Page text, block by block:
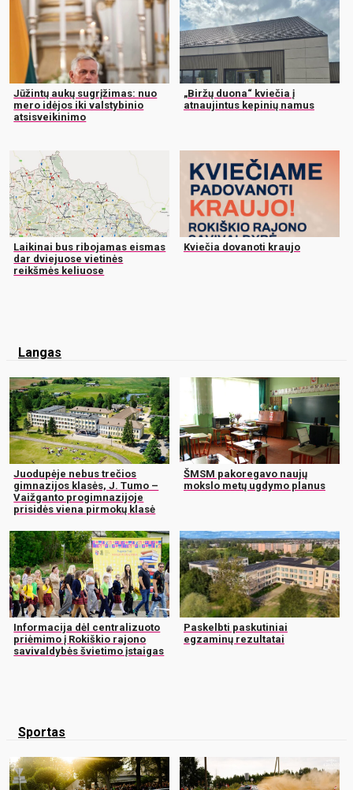
Jūžintų aukų sugrįžimas: nuo
mero idėjos iki valstybinio
atsisveikinimo
„Biržų duona“ kviečia į
atnaujintus kepinių namus
Laikinai bus ribojamas eismas
dar dviejuose vietinės
reikšmės keliuose
Kviečia dovanoti kraujo
Langas
Juodupėje nebus trečios
gimnazijos klasės, J. Tumo –
Vaižganto progimnazijoje
prisidės viena pirmokų klasė
ŠMSM pakoregavo naujų
mokslo metų ugdymo planus
Informacija dėl centralizuoto
priėmimo į Rokiškio rajono
savivaldybės švietimo įstaigas
Paskelbti paskutiniai
egzaminų rezultatai
Sportas